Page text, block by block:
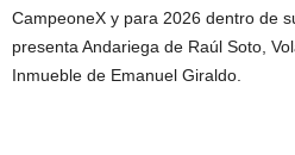
CampeoneX y para 2026 dentro de
presenta Andariega de Raúl Soto,
Inmueble de Emanuel Giraldo.